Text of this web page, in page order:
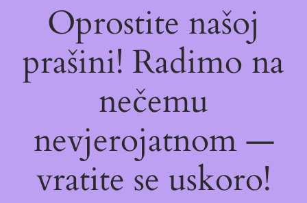
Oprostite našoj
prašini! Radimo na
nečemu
nevjerojatnom —
vratite se uskoro!